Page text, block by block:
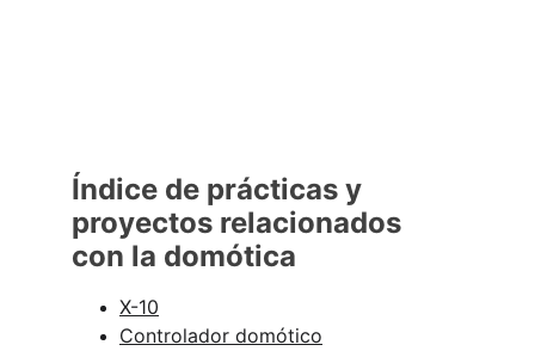
Índice de prácticas y
proyectos relacionados
con la domótica
X-10
Controlador domótico